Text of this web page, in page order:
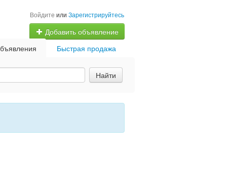
Войдите или Зарегистрируйтесь
Добавить объявление
Быстрая продажа
Найти